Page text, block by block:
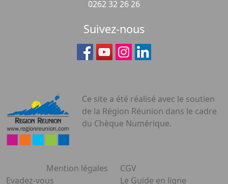
0262 32 26 26
Suivez-nous
Ce site a été réalisé avec le soutien
de la Région Réunion dans le cadre
du Chèque Numérique.
Mention légales
CGV
Evadez-vous
Le Guide en ligne